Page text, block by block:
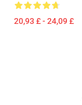
20,93 £ - 24,09 £